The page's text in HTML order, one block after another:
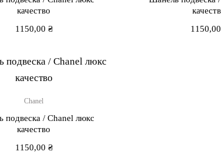
качество
1150,00 ₴
1150,00
Chanel
подвеска / Chanel люкс
качество
1150,00 ₴